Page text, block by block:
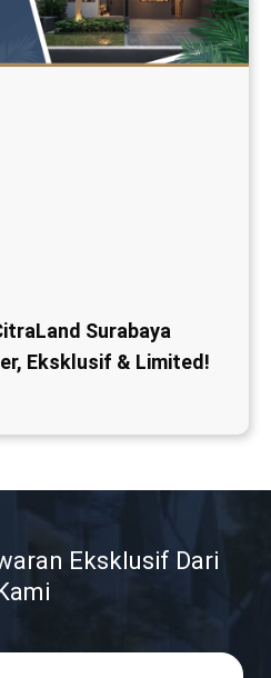
Surabaya
Eksklusif & Limited!
Eksklusif Dari
Kami